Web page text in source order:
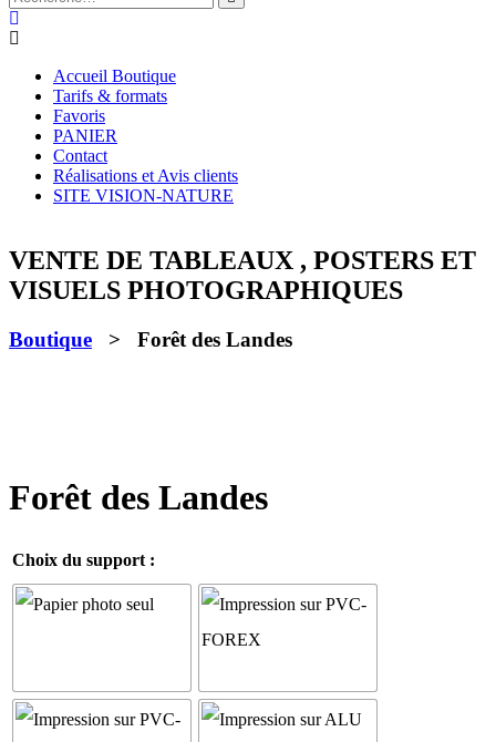
Accueil Boutique
Tarifs & formats
Favoris
PANIER
Contact
Réalisations et Avis clients
SITE VISION-NATURE
VENTE DE TABLEAUX , POSTERS ET
VISUELS PHOTOGRAPHIQUES
Boutique > Forêt des Landes
Forêt des Landes
Choix du support :